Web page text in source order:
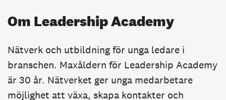
Om Leadership Academy
Nätverk och utbildning för unga ledare i
branschen. Maxåldern för Leadership Academy
är 30 år. Nätverket ger unga medarbetare
möjlighet att växa, skapa kontakter och